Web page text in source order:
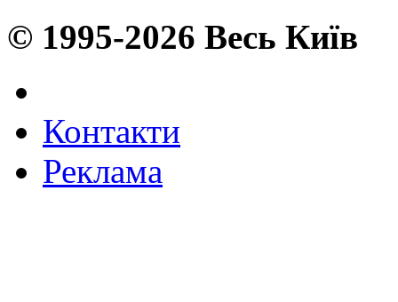
© 1995-2026 Весь Київ
Контакти
Реклама